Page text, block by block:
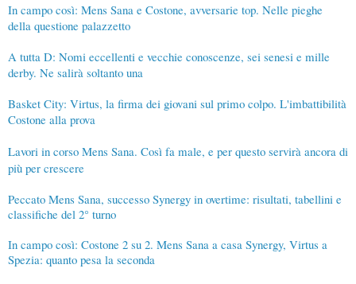
In campo così: Mens Sana e Costone, avversarie top. Nelle pieghe
della questione palazzetto
A tutta D: Nomi eccellenti e vecchie conoscenze, sei senesi e mille
derby. Ne salirà soltanto una
Basket City: Virtus, la firma dei giovani sul primo colpo. L'imbattibilità
Costone alla prova
Lavori in corso Mens Sana. Così fa male, e per questo servirà ancora di
più per crescere
Peccato Mens Sana, successo Synergy in overtime: risultati, tabellini e
classifiche del 2° turno
In campo così: Costone 2 su 2. Mens Sana a casa Synergy, Virtus a
Spezia: quanto pesa la seconda